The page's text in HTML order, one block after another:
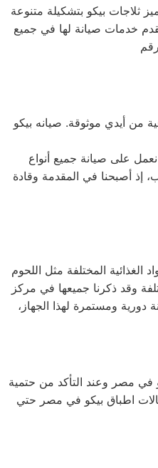
ثلاجات بيكو بتشكيلة متنوعة
جميع احتياجات المستخدم . يمكنك تجميد أي شيء في الفريزر خلال 15 دقيقة فقط! نحن نقدم خدمات صيانة لها في جميع
من أيدي موثوقة. صيانه بيكو
على صيانة جميع أنواع
أنواع المنتجات لا تقتصر على هؤلاء فحسب، إذ أصبحنا في المقدمة وقادة
المختلفة مثل اللحوم
وقد ذكرنا جميعها في مركز
ومستمرة لهذا الجهاز،
في مصر وعند التأكد من حتمية
اطباق بيكو في مصر حتي